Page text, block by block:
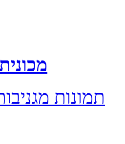
תמונות